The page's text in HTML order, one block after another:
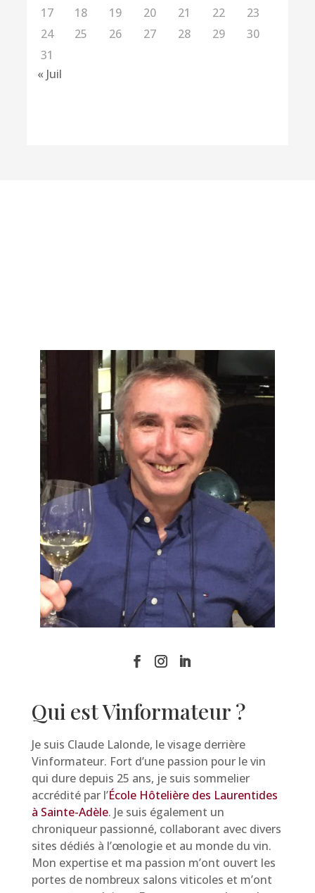
17
18 19 20 21 22
23
24
25 26 27 28 29
30
31
« Juil
Qui est Vinformateur ?
Je suis Claude Lalonde, le visage derrière
Vinformateur. Fort d’une passion pour le vin
qui dure depuis 25 ans, je suis sommelier
accrédité par l’École Hôtelière des Laurentides
à Sainte-Adèle. Je suis également un
chroniqueur passionné, collaborant avec divers
sites dédiés à l’œnologie et au monde du vin.
Mon expertise et ma passion m’ont ouvert les
portes de nombreux salons viticoles et m’ont